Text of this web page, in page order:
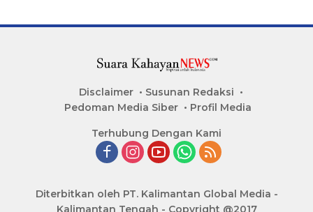
Disclaimer
Susunan Redaksi
Pedoman Media Siber
Profil Media
Terhubung Dengan Kami
Diterbitkan oleh PT. Kalimantan Global Media -
Kalimantan Tengah - Copyright @2017